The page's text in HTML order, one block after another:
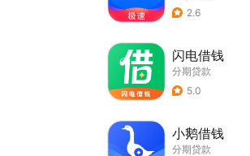
2.6
闪电借钱
分期贷款
5.0
小鹅借钱
分期贷款